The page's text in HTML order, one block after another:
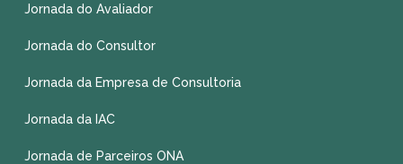
Jornada do Avaliador
Jornada do Consultor
Jornada da Empresa de Consultoria
Jornada da IAC
Jornada de Parceiros ONA